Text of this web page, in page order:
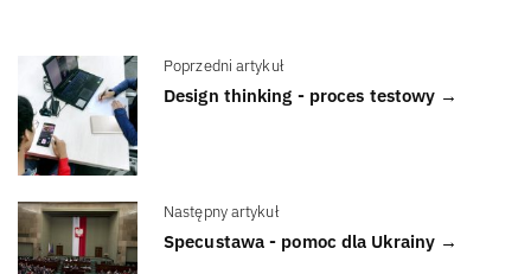
Poprzedni artykuł
Design thinking - proces testowy →
Następny artykuł
Specustawa - pomoc dla Ukrainy →